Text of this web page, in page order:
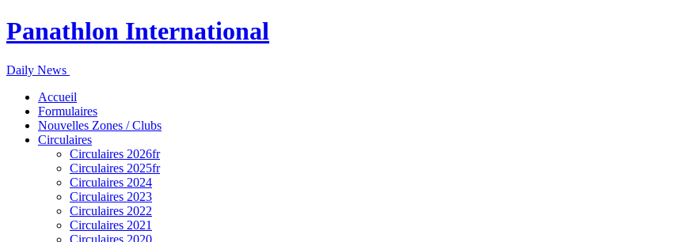
Panathlon International
Daily News
Accueil
Formulaires
Nouvelles Zones / Clubs
Circulaires
Circulaires 2026fr
Circulaires 2025fr
Circulaires 2024
Circulaires 2023
Circulaires 2022
Circulaires 2021
Circulaires 2020